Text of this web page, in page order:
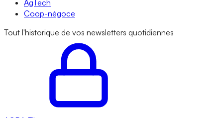
AgTech
Coop-négoce
Tout l'historique de vos newsletters quotidiennes